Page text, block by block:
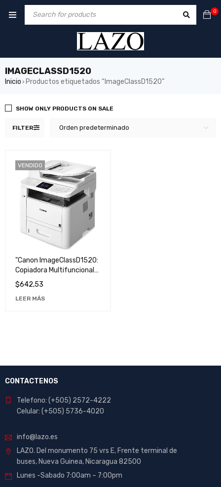
0
IMAGECLASSD1520
Inicio › Productos etiquetados “ImageClassD1520”
FILTER Orden predeterminado
SHOW ONLY PRODUCTS ON SALE
VENDIDO
"Canon ImageClassD1520:
Copiadora Multifuncional
de Alta Calidad y
Rendimiento"
$642,53
LEER MÁS
CONTACTENOS
Telefono: (+505) 2572-4222
Celular: (+505) 5736-4020
info@lazo.es
LAZO. Del monumento 75 vrs E, Frente terminal de
buses, Nueva Guinea, Nicaragua 82500
Lunes -Sabado 7:00am – 7:00pm